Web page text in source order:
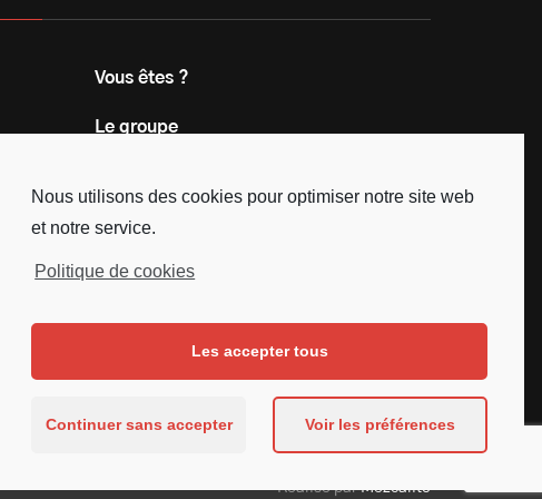
Nous utilisons des cookies pour optimiser notre site web
et notre service.
Politique de cookies
Les accepter tous
Continuer sans accepter Voir les préférences
Vous êtes ?
Le groupe
Réalisé parMezcalito